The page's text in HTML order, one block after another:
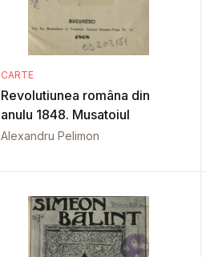
CARTE
Revolutiunea româna din
anulu 1848. Musatoiul
Alexandru Pelimon